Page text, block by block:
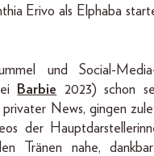
Erivo als Elphaba
und Social-
Barbie 2023) schon
privater News, gingen
der
Tränen nahe,